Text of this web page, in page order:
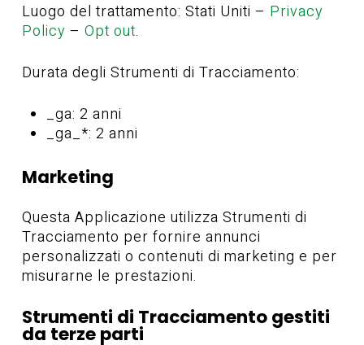
Luogo del trattamento: Stati Uniti – Privacy
Policy – Opt out.
Durata degli Strumenti di Tracciamento:
_ga: 2 anni
_ga_*: 2 anni
Marketing
Questa Applicazione utilizza Strumenti di
Tracciamento per fornire annunci
personalizzati o contenuti di marketing e per
misurarne le prestazioni.
Strumenti di Tracciamento gestiti
da terze parti